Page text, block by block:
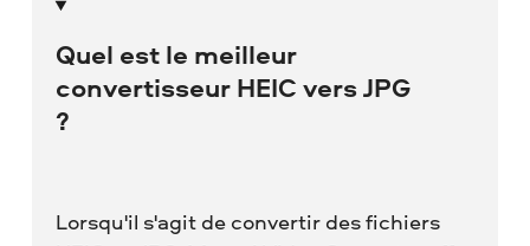
Quel est le meilleur
convertisseur HEIC vers JPG
?
Lorsqu'il s'agit de convertir des fichiers